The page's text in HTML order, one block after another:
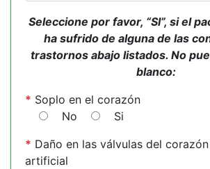
Seleccione por favor, “SI”, si el
ha sufrido de alguna de las
trastornos abajo listados. No
blanco:
* Soplo en el corazón
No
Si
* Daño en las válvulas del
artificial